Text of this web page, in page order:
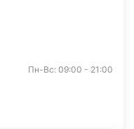
Пн-Вс: 09:00 - 21:00